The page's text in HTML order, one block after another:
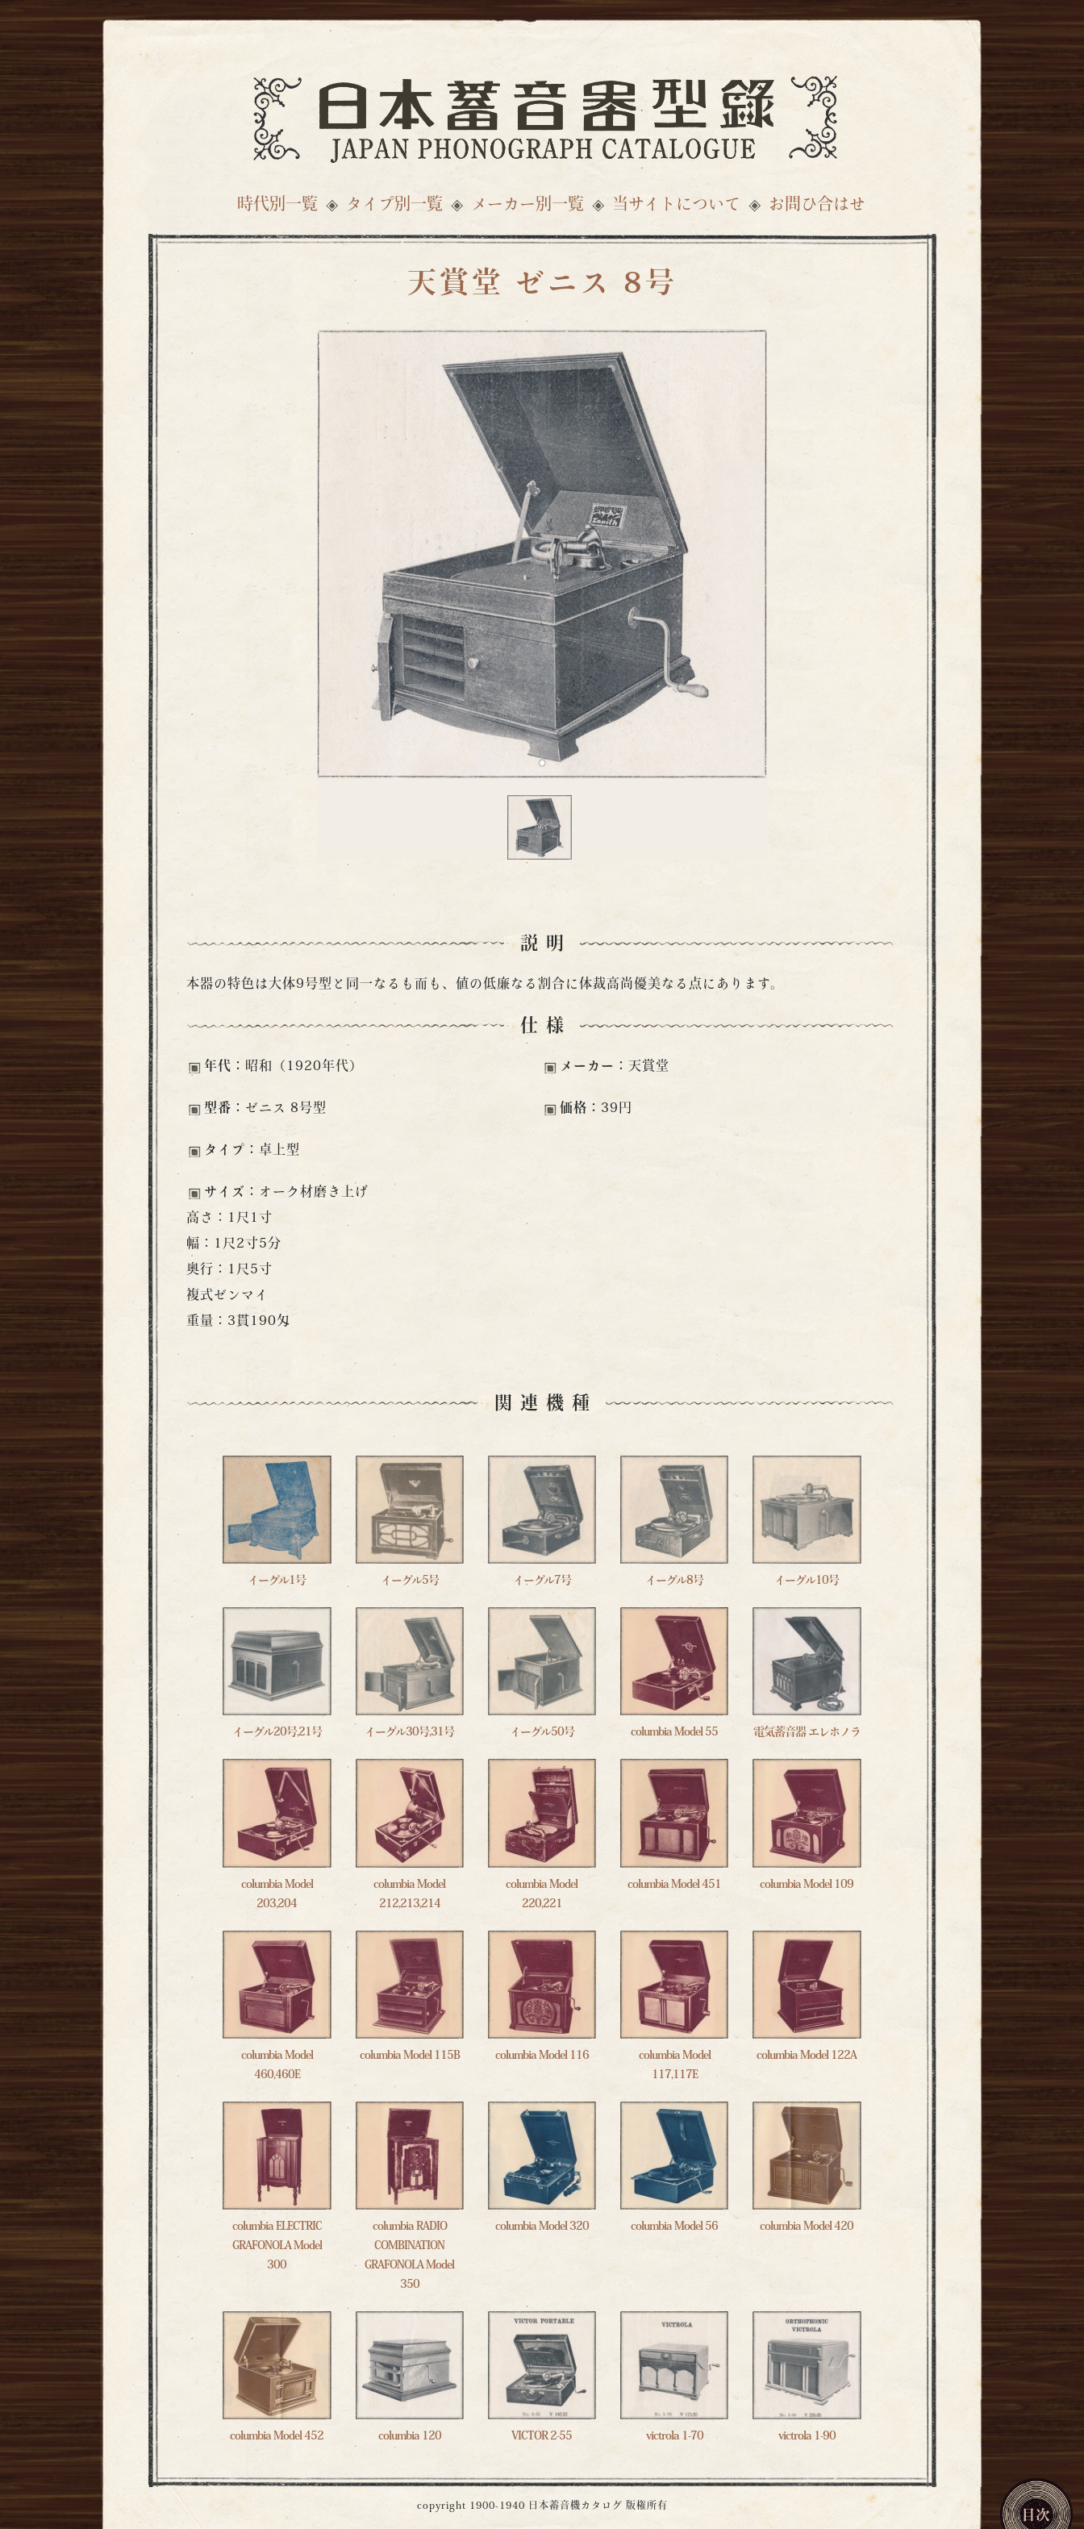
時代別一覧 タイプ別一覧 メーカー別一覧 当サイトについて お問ひ合はせ
天賞堂 ゼニス 8号
説明
本器の特色は大体9号型と同一なるも而も、値の低廉なる割合に体裁高尚優美なる点にあります。
仕様
年代： 昭和（1920年代） メーカー： 天賞堂
型番： ゼニス 8号型 価格： 39円
タイプ：卓上型
サイズ： オーク材磨き上げ
高さ：1尺1寸
幅：1尺2寸5分
奥行：1尺5寸
複式ゼンマイ
重量：3貫190匁
関連機種
イーグル1号 イーグル5号 イーグル7号 イーグル8号 イーグル10号
イーグル20号,21号 イーグル30号,31号 イーグル50号 columbia Model 55 電気蓄音器 エレホノラ
columbia Model
203,204
columbia Model
212,213,214
columbia Model
220,221
columbia Model 451 columbia Model 109
columbia Model
460,460E
columbia Model 115B columbia Model 116
columbia Model
117,117E
columbia Model 122A
columbia ELECTRIC
GRAFONOLA Model
300
columbia RADIO
COMBINATION
GRAFONOLA Model
350
columbia Model 320 columbia Model 56 columbia Model 420
columbia Model 452 columbia 120 VICTOR 2-55 victrola 1-70 victrola 1-90
copyright 1900-1940 日本蓄音機カタログ 版権所有